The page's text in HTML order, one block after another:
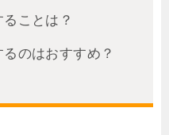
ことは？
のはおすすめ？